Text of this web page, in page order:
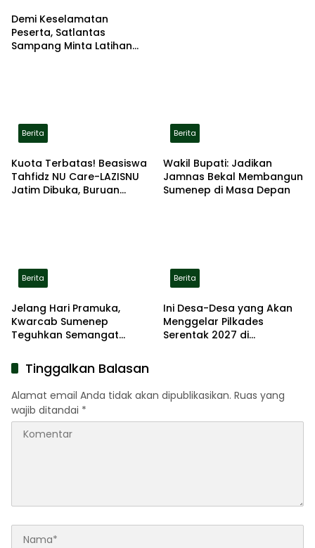
Demi Keselamatan
Peserta, Satlantas
Sampang Minta Latihan
Berita
Kuota Terbatas! Beasiswa
Tahfidz NU Care-LAZISNU
Jatim Dibuka, Buruan
Berita
Wakil Bupati: Jadikan
Jamnas Bekal Membangun
Sumenep di Masa Depan
Berita
Jelang Hari Pramuka,
Kwarcab Sumenep
Teguhkan Semangat
Pahlawan
Berita
Ini Desa-Desa yang Akan
Menggelar Pilkades
Serentak 2027 di
Tinggalkan Balasan
Alamat email Anda tidak akan dipublikasikan. Ruas yang
wajib ditandai *